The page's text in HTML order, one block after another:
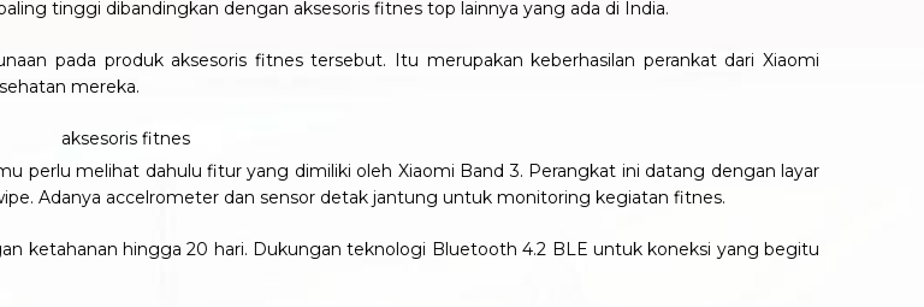
tinggi dibandingkan dengan aksesoris fitnes top lainnya yang ada di India.
pada produk aksesoris fitnes tersebut. Itu merupakan keberhasilan perankat dari Xiaomi
mereka.
perlu melihat dahulu fitur yang dimiliki oleh Xiaomi Band 3. Perangkat ini datang dengan layar
Adanya accelrometer dan sensor detak jantung untuk monitoring kegiatan fitnes.
ketahanan hingga 20 hari. Dukungan teknologi Bluetooth 4.2 BLE untuk koneksi yang begitu